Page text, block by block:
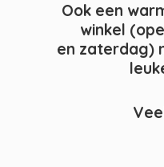
Ook een
winkel
en zaterdag)